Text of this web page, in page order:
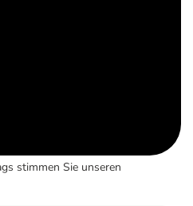
stimmen Sie unseren